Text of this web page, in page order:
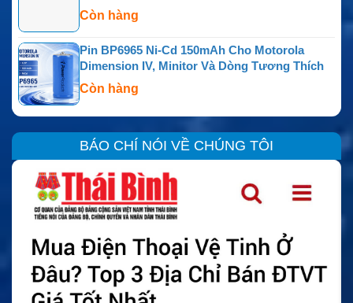
Còn hàng
Pin BP6965 Ni-Cd 150mAh Cho Motorola
Dimension IV, Minitor Và Dòng Tương Thích
Còn hàng
BÁO CHÍ NÓI VỀ CHÚNG TÔI